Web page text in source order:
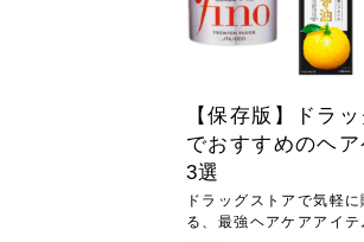
【保存版】ドラ
でおすすめのヘ
3選
ドラッグストアで気軽に
る、最強ヘアケアアイテ